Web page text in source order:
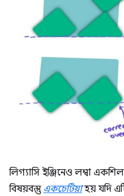
লিগ্যাসি ইঞ্জিনেও লম্বা
বিষয়বস্তু একচেটিয়াহয় যদি